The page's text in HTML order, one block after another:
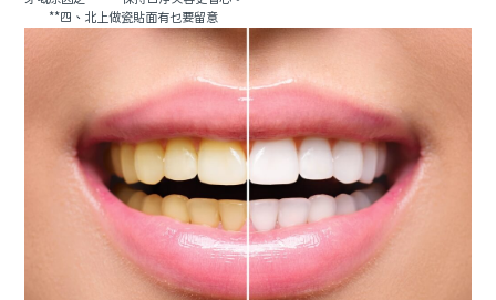
**四、北上做瓷貼面有乜要留意